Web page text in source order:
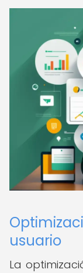
usuario
La